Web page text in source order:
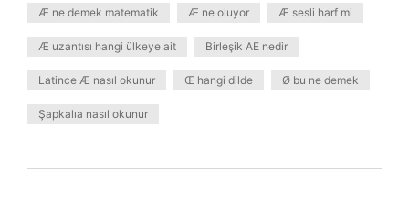
Æ ne demek matematik Æ ne oluyor Æ sesli harf mi
Æ uzantısı hangi ülkeye ait Birleşik AE nedir
Latince Æ nasıl okunur Œ hangi dilde Ø bu ne demek
Şapkalıa nasıl okunur